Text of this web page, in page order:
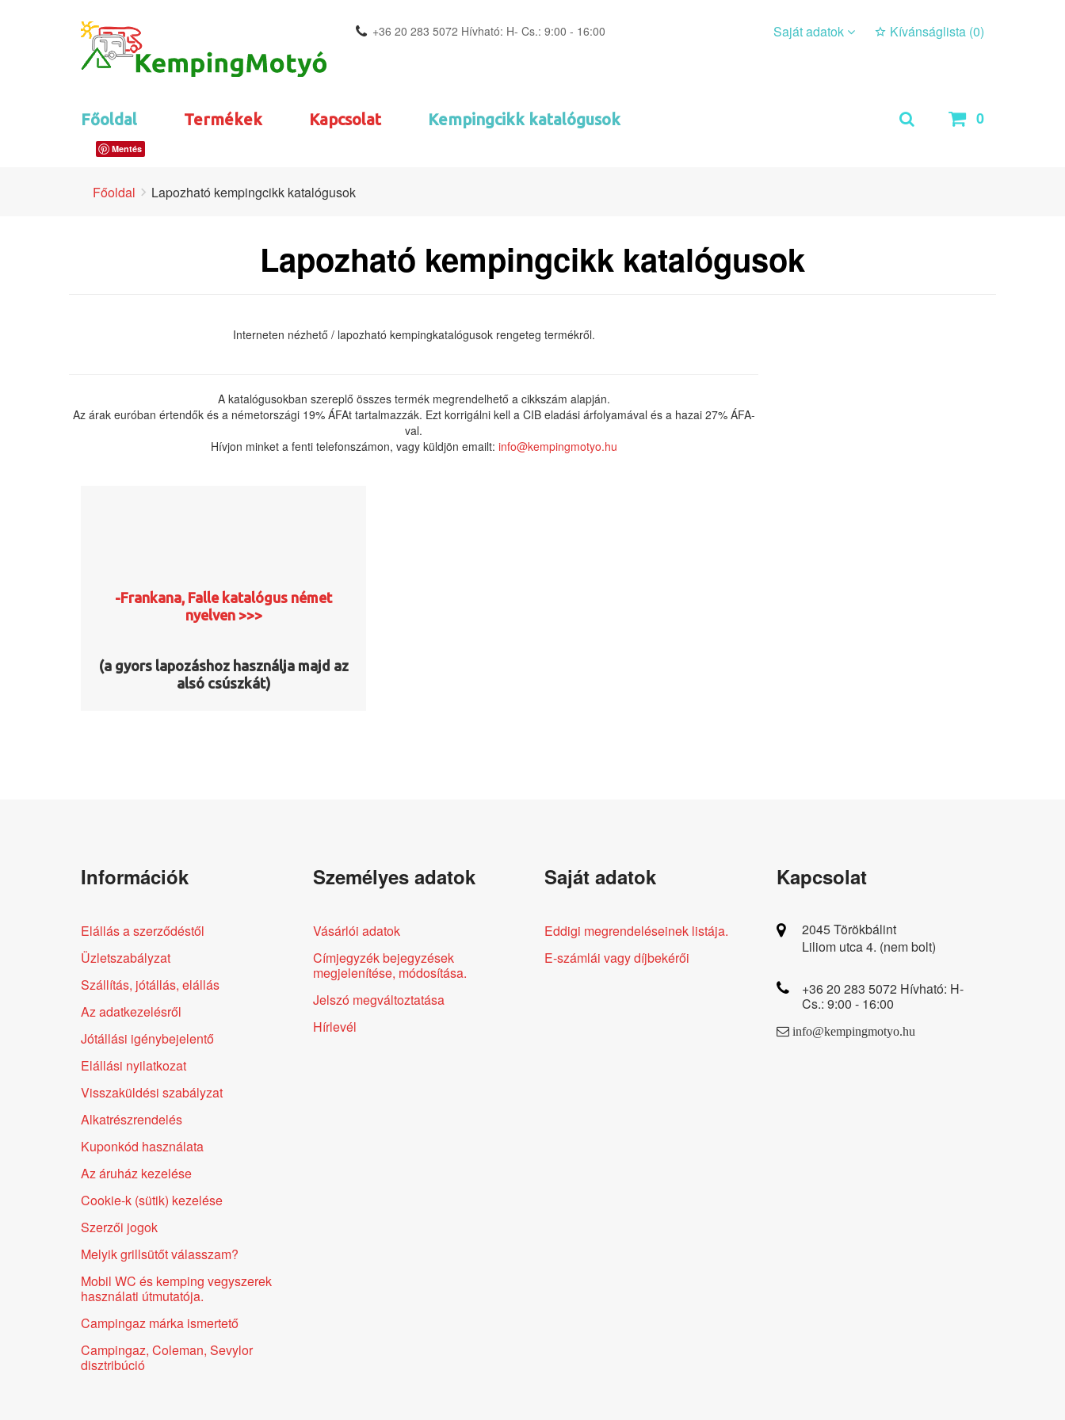
+36 20 283 5072 Hívható: H- Cs.: 9:00 - 16:00 Saját adatok Kívánságlista (0)
Főoldal Termékek Kapcsolat Kempingcikk katalógusok 0
Főoldal Lapozható kempingcikk katalógusok
Lapozható kempingcikk katalógusok
Interneten nézhető / lapozható kempingkatalógusok rengeteg termékről.
A katalógusokban szereplő összes termék megrendelhető a cikkszám alapján.
Az árak euróban értendők és a németországi 19% ÁFAt tartalmazzák. Ezt korrigálni kell a CIB eladási árfolyamával és a hazai 27% ÁFA-
val.
Hívjon minket a fenti telefonszámon, vagy küldjön emailt: info@kempingmotyo.hu
-Frankana, Falle katalógus német
nyelven >>>
(a gyors lapozáshoz használja majd az
alsó csúszkát)
Mentés
Információk
Elállás a szerződéstől
Üzletszabályzat
Szállítás, jótállás, elállás
Az adatkezelésről
Jótállási igénybejelentő
Elállási nyilatkozat
Visszaküldési szabályzat
Alkatrészrendelés
Kuponkód használata
Az áruház kezelése
Cookie-k (sütik) kezelése
Szerzői jogok
Melyik grillsütőt válasszam?
Mobil WC és kemping vegyszerek
használati útmutatója.
Campingaz márka ismertető
Campingaz, Coleman, Sevylor
disztribúció
Személyes adatok
Vásárlói adatok
Címjegyzék bejegyzések
megjelenítése, módosítása.
Jelszó megváltoztatása
Hírlevél
Saját adatok
Eddigi megrendeléseinek listája.
E-számlái vagy díjbekérői
Kapcsolat
2045 Törökbálint
Liliom utca 4. (nem bolt)
+36 20 283 5072 Hívható: H-
Cs.: 9:00 - 16:00
info@kempingmotyo.hu